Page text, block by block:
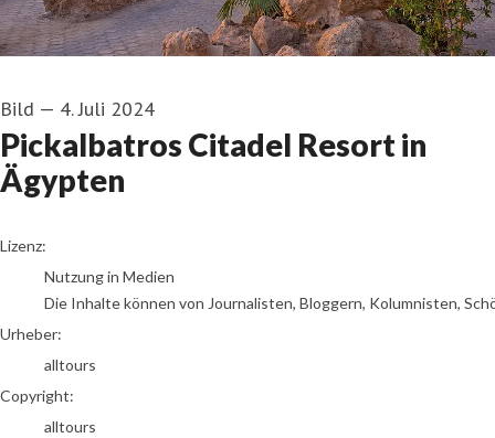
Bild — 4. Juli 2024
Pickalbatros Citadel Resort in
Ägypten
alltours
Lizenz:
Nutzung in Medien
Die Inhalte können von Journalisten, Bloggern, Kolumnisten,
Urheber:
alltours
Copyright:
alltours